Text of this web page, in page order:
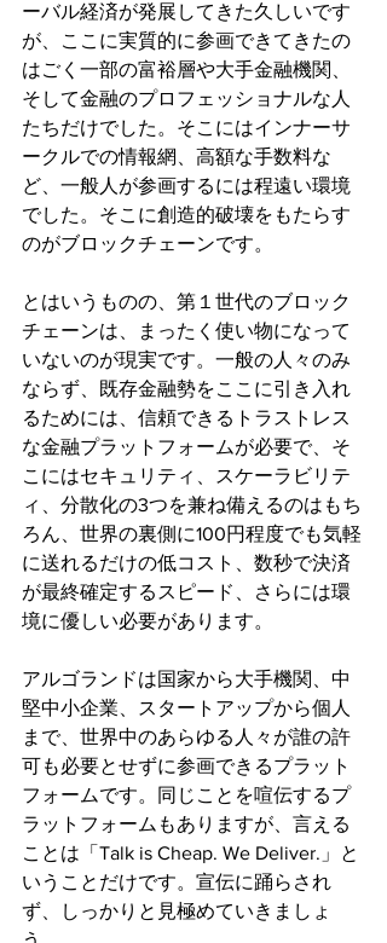
ーバル経済が発展してきた久しいです
が、ここに実質的に参画できてきたの
はごく一部の富裕層や大手金融機関、
そして金融のプロフェッショナルな人
たちだけでした。そこにはインナーサ
ークルでの情報網、高額な手数料な
ど、一般人が参画するには程遠い環境
でした。そこに創造的破壊をもたらす
のがブロックチェーンです。
とはいうものの、第１世代のブロック
チェーンは、まったく使い物になって
いないのが現実です。一般の人々のみ
ならず、既存金融勢をここに引き入れ
るためには、信頼できるトラストレス
な金融プラットフォームが必要で、そ
こにはセキュリティ、スケーラビリテ
ィ、分散化の3つを兼ね備えるのはもち
ろん、世界の裏側に100円程度でも気軽
に送れるだけの低コスト、数秒で決済
が最終確定するスピード、さらには環
境に優しい必要があります。
アルゴランドは国家から大手機関、中
堅中小企業、スタートアップから個人
まで、世界中のあらゆる人々が誰の許
可も必要とせずに参画できるプラット
フォームです。同じことを喧伝するプ
ラットフォームもありますが、言える
ことは「Talk is Cheap. We Deliver.」と
いうことだけです。宣伝に踊らされ
ず、しっかりと見極めていきましょ